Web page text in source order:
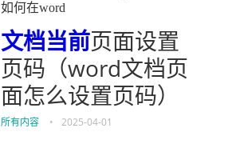
如何在word
文档当前页面设置
页码（word文档页
面怎么设置页码）
所有内容 • 2025-04-01